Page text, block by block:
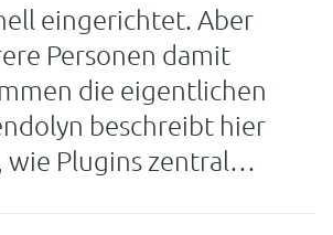
eingerichtet. Aber
Personen damit
die eigentlichen
beschreibt hier
wie Plugins zentral